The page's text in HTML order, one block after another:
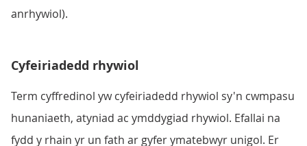
anrhywiol).
Cyfeiriadedd rhywiol
Term cyffredinol yw cyfeiriadedd rhywiol sy'n cwmpasu
hunaniaeth, atyniad ac ymddygiad rhywiol. Efallai na
fydd y rhain yr un fath ar gyfer ymatebwyr unigol. Er